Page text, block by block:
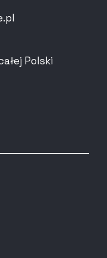
Polski